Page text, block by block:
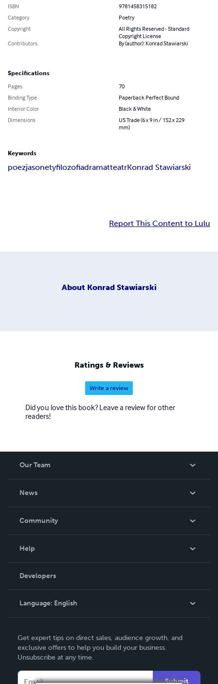
ISBN
9781458315182
Category
Poetry
Copyright
All Rights Reserved - Standard
Copyright License
Contributors
By (author): Konrad Stawiarski
Specifications
Pages
70
Binding Type
Paperback Perfect Bound
Interior Color
Black & White
Dimensions
US Trade (6 x 9 in / 152 x 229
mm)
Keywords
poezjasonetyfilozofiadramatteatrKonrad Stawiarski
Report This Content to Lulu
About Konrad Stawiarski
Ratings & Reviews
Write a review
Did you love this book? Leave a review for other
readers!
Our Team
News
In The News
Community
Podcast
Help
Order Lookup
Knowledge Base
Contact Support
Developers
Language: English
Deutsch
Français
Get expert tips on direct sales, audience growth, and
exclusive offers to help you build your business.
Unsubscribe at any time.
Submit